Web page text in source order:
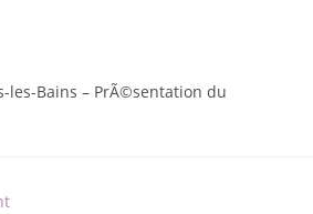
les-Bains – PrÃ©sentation du